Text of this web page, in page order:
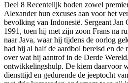
Deel 8 Recentelijk boden zowel
Alexander hun excuses aan voor het
bevolking van Indonesië. Sergeant Jan
1991, toen hij met zijn zoon Frans na
naar Java, waar hij tijdens de oorlog
had hij al half de aardbol bereisd en de
over wat hij aantrof in de Derde
ontwikkelingshulp. De kiem daarvoor
diensttijd en gedurende de jeeptocht